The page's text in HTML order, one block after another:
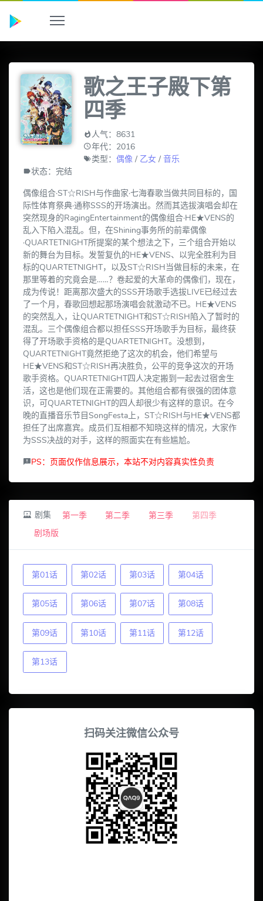
歌之王子殿下第
四季
人气：8631
年代：2016
类型：偶像 / 乙女 /音乐
状态：完结
偶像组合·ST☆RISH与作曲家·七海春歌当做共同目标的，国
际性体育祭典·通称SSS的开场演出。然而其选拔演唱会却在
突然现身的RagingEntertainment的偶像组合·HE★VENS的
乱入下陷入混乱。但，在Shining事务所的前辈偶像
·QUARTETNIGHT所提案的某个想法之下，三个组合开始以
新的舞台为目标。发誓复仇的HE★VENS、以完全胜利为目
标的QUARTETNIGHT，以及ST☆RISH当做目标的未来，在
那里等着的究竟会是……？卷起爱的大革命的偶像们，现在，
成为传说！距离那次盛大的SSS开场歌手选拔LIVE已经过去
了一个月，春歌回想起那场演唱会就激动不已。HE★VENS
的突然乱入，让QUARTETNIGHT和ST☆RISH陷入了暂时的
混乱。三个偶像组合都以担任SSS开场歌手为目标，最终获
得了开场歌手资格的是QUARTETNIGHT。没想到，
QUARTETNIGHT竟然拒绝了这次的机会，他们希望与
HE★VENS和ST☆RISH再决胜负，公平的竞争这次的开场
歌手资格。QUARTETNIGHT四人决定搬到一起去过宿舍生
活，这也是他们现在正需要的。其他组合都有很强的团体意
识，可QUARTETNIGHT的四人却很少有这样的意识。在今
晚的直播音乐节目SongFesta上，ST☆RISH与HE★VENS都
担任了出席嘉宾。成员们互相都不知晓这样的情况，大家作
为SSS决战的对手，这样的照面实在有些尴尬。
PS：页面仅作信息展示，本站不对内容真实性负责
剧集 第一季 第二季 第三季
第四季
剧场版
第01话 第02话 第03话 第04话
第05话 第06话 第07话 第08话
第09话 第10话 第11话 第12话
第13话
扫码关注微信公众号